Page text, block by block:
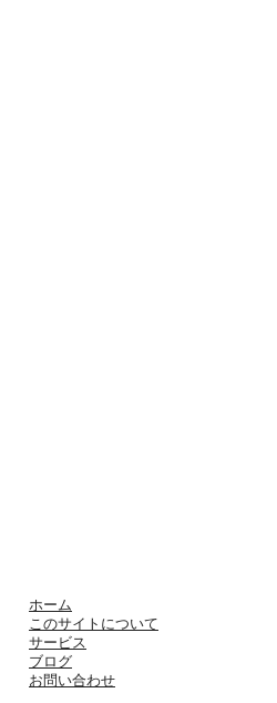
ホーム
このサイトについて
サービス
ブログ
お問い合わせ